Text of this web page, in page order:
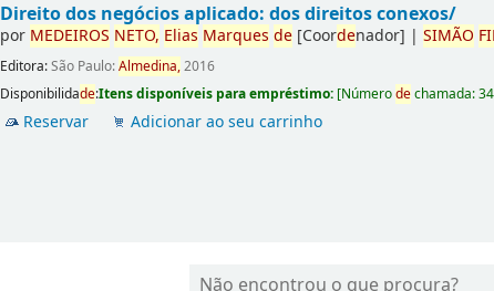
Direito dos negócios aplicado: dos direitos conexos/
por MEDEIROS NETO, Elias Marques de [Coordenador] |SIMÃO
Editora:São Paulo:Almedina,2016
Disponibilidade:Itens disponíveis para empréstimo: [Númerodechamada:
Reservar Adicionar ao seu carrinho